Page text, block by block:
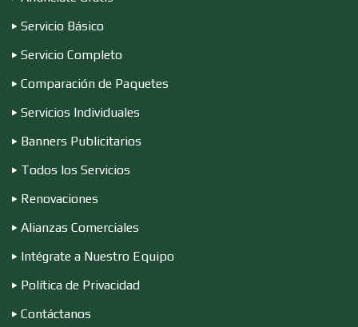
Dulcerías
Servicio Básico
Servicio Completo
Comparación de Paquetes
Servicios Individuales
Banners Publicitarios
Todos los Servicios
Renovaciones
Alianzas Comerciales
Intégrate a Nuestro Equipo
Política de Privacidad
Contáctanos